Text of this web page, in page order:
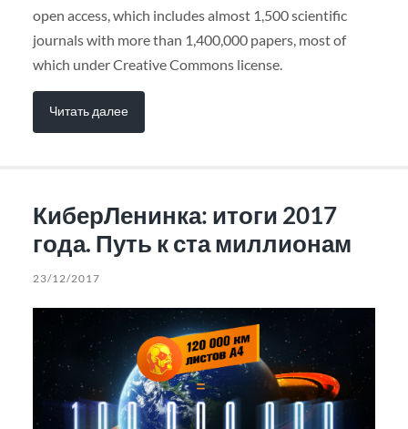
open access, which includes almost 1,500 scientific
journals with more than 1,400,000 papers, most of
which under Creative Commons license.
Читать далее
КиберЛенинка: итоги 2017
года. Путь к ста миллионам
23/12/2017